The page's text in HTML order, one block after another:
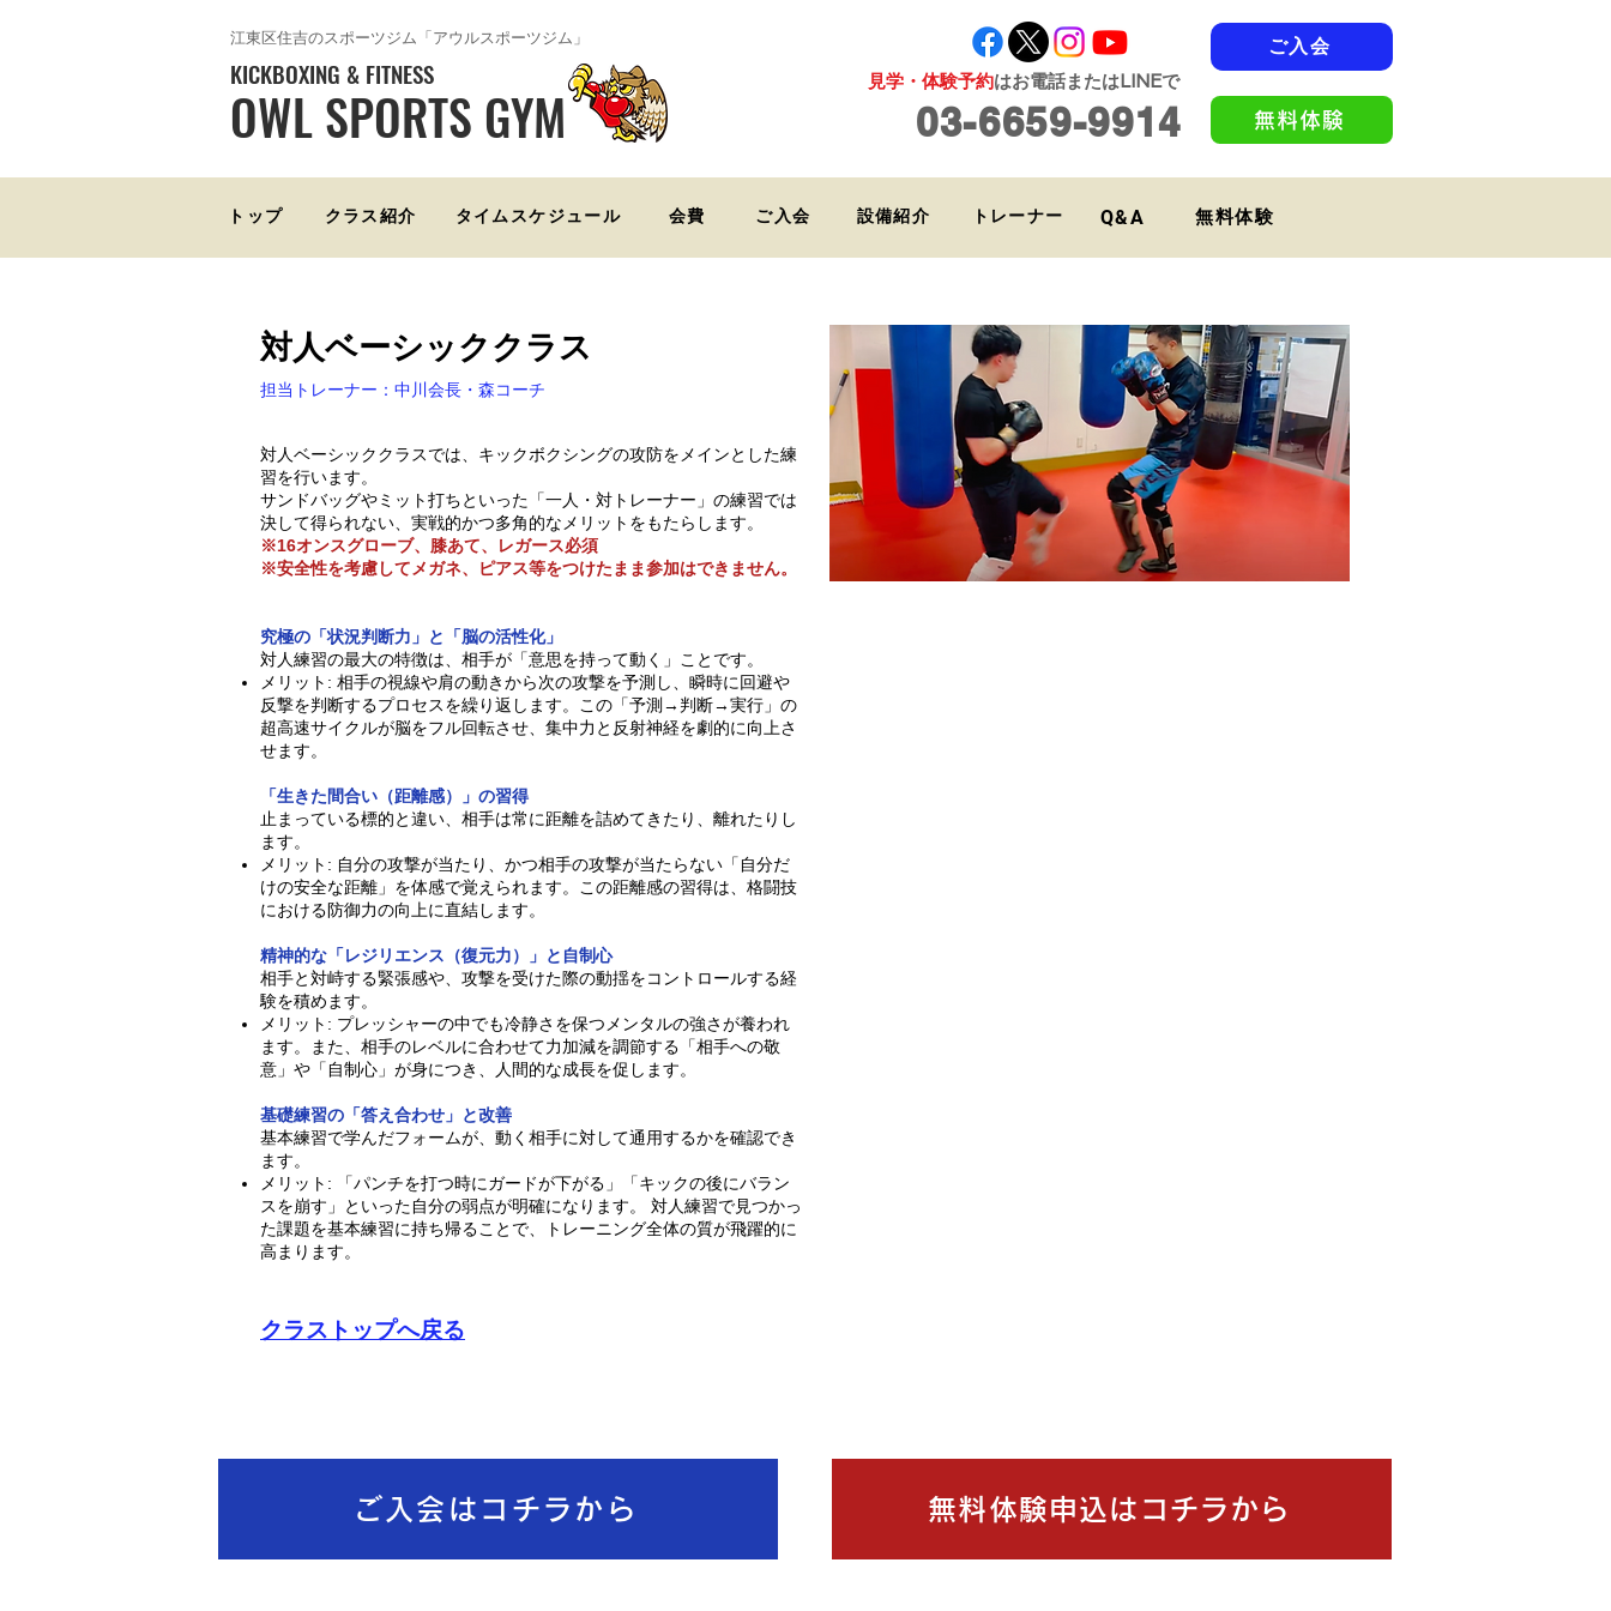
​江東区住吉のスポーツジム「アウルスポーツジム」
KICKBOXING & FITNESS
OWL SPORTS GYM
ご入会
見学・体験予約はお電話またはLINEで
03-6659-9914 無料体験
トップ クラス紹介 タイムスケジュール 会費 ご入会 設備紹介 トレーナー Q&A 無料体験
対人ベーシッククラス
担当トレーナー：中川会長・森コーチ
対人ベーシッククラスでは、キックボクシングの攻防をメインとした練
習を行います。
サンドバッグやミット打ちといった「一人・対トレーナー」の練習では
決して得られない、実戦的かつ多角的なメリットをもたらします。
※16オンスグローブ、膝あて、レガース必須
​※安全性を考慮してメガネ、ピアス等をつけたまま参加はできません。
究極の「状況判断力」と「脳の活性化」
対人練習の最大の特徴は、相手が「意思を持って動く」ことです。
メリット: 相手の視線や肩の動きから次の攻撃を予測し、瞬時に回避や
反撃を判断するプロセスを繰り返します。この「予測→判断→実行」の
超高速サイクルが脳をフル回転させ、集中力と反射神経を劇的に向上さ
せます。
「生きた間合い（距離感）」の習得
止まっている標的と違い、相手は常に距離を詰めてきたり、離れたりし
ます。
メリット: 自分の攻撃が当たり、かつ相手の攻撃が当たらない「自分だ
けの安全な距離」を体感で覚えられます。この距離感の習得は、格闘技
における防御力の向上に直結します。
精神的な「レジリエンス（復元力）」と自制心
相手と対峙する緊張感や、攻撃を受けた際の動揺をコントロールする経
験を積めます。
メリット: プレッシャーの中でも冷静さを保つメンタルの強さが養われ
ます。また、相手のレベルに合わせて力加減を調節する「相手への敬
意」や「自制心」が身につき、人間的な成長を促します。
基礎練習の「答え合わせ」と改善
基本練習で学んだフォームが、動く相手に対して通用するかを確認でき
ます。
メリット: 「パンチを打つ時にガードが下がる」「キックの後にバラン
スを崩す」といった自分の弱点が明確になります。 対人練習で見つかっ
た課題を基本練習に持ち帰ることで、トレーニング全体の質が飛躍的に
高まります。
クラストップへ戻る
ご入会はコチラから 無料体験申込はコチラから